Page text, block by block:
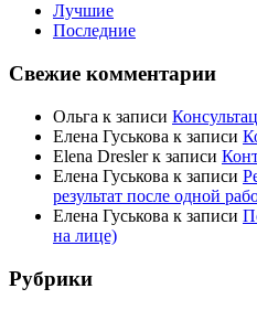
Лучшие
Последние
Свежие комментарии
Ольга к записи
Елена Гуськова к записи
Elena Dreslerк записи
Елена Гуськова к записи
результат после одной
Елена Гуськова к записи
на лице)
Рубрики